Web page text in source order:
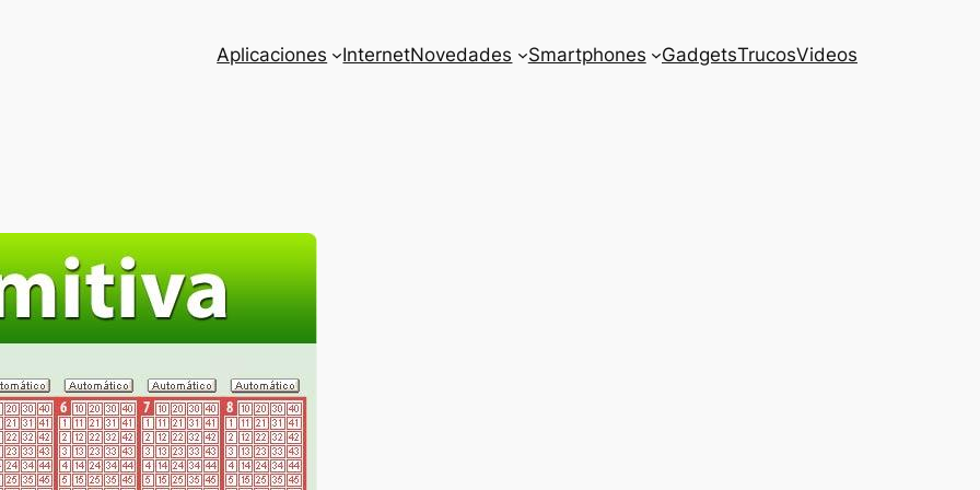
Aplicaciones InternetNovedades Smartphones GadgetsTrucosVideos